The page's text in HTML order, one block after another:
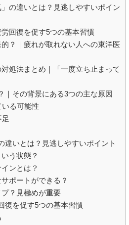
の違いとは？見逃しやすいポイン
回復を促す5つの基本習慣
？｜疲れが取れない人への東洋医
処法まとめ｜「一度立ち止まって
｜その背景にある3つの主な原因
る可能性
違いとは？見逃しやすいポイント
う状態？
ンとは？
ポートができる？
？見極めが重要
復を促す5つの基本習慣